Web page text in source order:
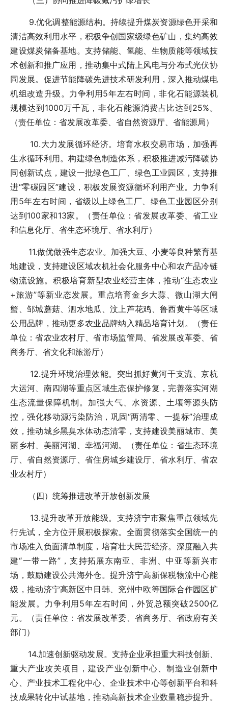
9.优化调整能源结构。持续提升煤炭资源绿色开采和
清洁高效利用水平，积极争创国家级绿色矿山，集约高效
建设煤炭储备基地。支持储能、氢能、生物质能等领域技
术创新和推广应用，推动集中式陆上风电与分布式光伏协
同发展。促进节能降碳先进技术研发利用，深入推动煤电
机组改造升级。力争利用5年左右时间，非化石能源装机
规模达到1000万千瓦，非化石能源消费占比达到25%。
（责任单位：省发展改革委、省自然资源厅、省能源局）
10.大力发展循环经济。培育水权交易市场，加强再
生水循环利用。构建绿色制造体系，积极推进减污降碳协
同创新试点，建设一批绿色工厂、绿色工业园区，支持推
进“零碳园区”建设，积极发展资源循环利用产业。力争利
用5年左右时间，省级以上绿色工厂、绿色工业园区分别
达到100家和13家。（责任单位：省发展改革委、省工业
和信息化厅、省生态环境厅、省水利厅）
11.做优做强生态农业。加强大豆、小麦等良种繁育基
地建设，支持建设区域农机社会化服务中心和农产品冷链
物流设施。积极培育新型农业经营主体，推动“生态农业
+旅游”等新业态发展。重点培育金乡大蒜、微山湖大闸
蟹、邹城蘑菇、泗水地瓜、汶上芦花鸡、鲁西黄牛等区域
公用品牌，推动更多农业品牌纳入精品培育计划。（责任
单位：省农业农村厅、省市场监管局、省发展改革委、省
商务厅、省文化和旅游厅）
12.提升环境治理效能。突出抓好黄河干支流、京杭
大运河、南四湖等重点区域生态保护修复，完善落实河湖
生态流量保障机制。加强大气、水资源、土壤等源头防
控，强化移动源污染防治，巩固“两清零、一提标”治理成
效，推动城乡黑臭水体动态清零，支持建设美丽城市、美
丽乡村、美丽河湖、幸福河湖。（责任单位：省生态环境
厅、省自然资源厅、省住房城乡建设厅、省水利厅、省农
业农村厅）
（四）统筹推进改革开放创新发展
13.提升改革开放能级。支持济宁市聚焦重点领域先
行先试，全方位开展积极探索。全面贯彻落实全国统一的
市场准入负面清单制度，培育壮大民营经济。深度融入共
建“一带一路”，支持拓展东南亚、非洲、中亚等新兴市
场，鼓励建设公共海外仓。提升济宁高新保税物流中心能
级，推动济宁高新区中日韩、兖州中欧等国际合作园区扩
能发展。力争利用5年左右时间，外贸总额突破2500亿
元。（责任单位：省发展改革委、省商务厅、省政府有关
部门）
14.加速创新驱动发展。支持企业承担重大科技创新、
重大产业攻关项目，建设产业创新中心、制造业创新中
心、产业技术工程化中心、企业技术中心等创新平台和科
技成果转化中试基地，推动高新技术企业数量稳步提升。